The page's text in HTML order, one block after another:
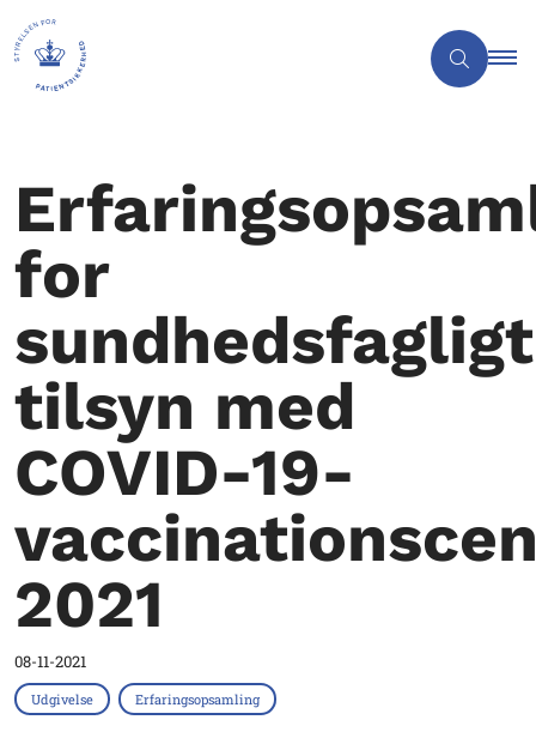
for
sundhedsfagligt
tilsyn med
COVID-19-
2021
08-11-2021
Udgivelse Erfaringsopsamling